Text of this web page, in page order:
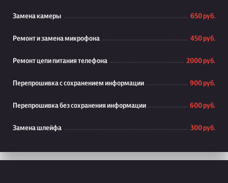
Замена камеры 650 руб.
Ремонт и замена микрофона 450 руб.
Ремонт цепи питания телефона 2000 руб.
Перепрошивка с сохранением информации 900 руб.
Перепрошивка без сохранения информации 600 руб.
Замена шлейфа 300 руб.